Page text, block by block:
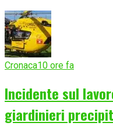
Cronaca10 ore fa
Incidente sul
giardinieri